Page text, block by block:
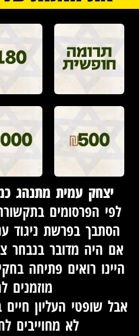
יצחק עמית מתנהג
לפי הפרסומים
הסתבך בפרשת ניגוד
אם היה מדובר בנבחר
היינו רואים פתיחה
מוזמנים
אבל שופטי העליון
לא מחוייבים